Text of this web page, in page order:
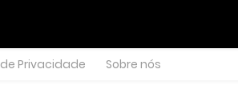
Privacidade Sobre nós